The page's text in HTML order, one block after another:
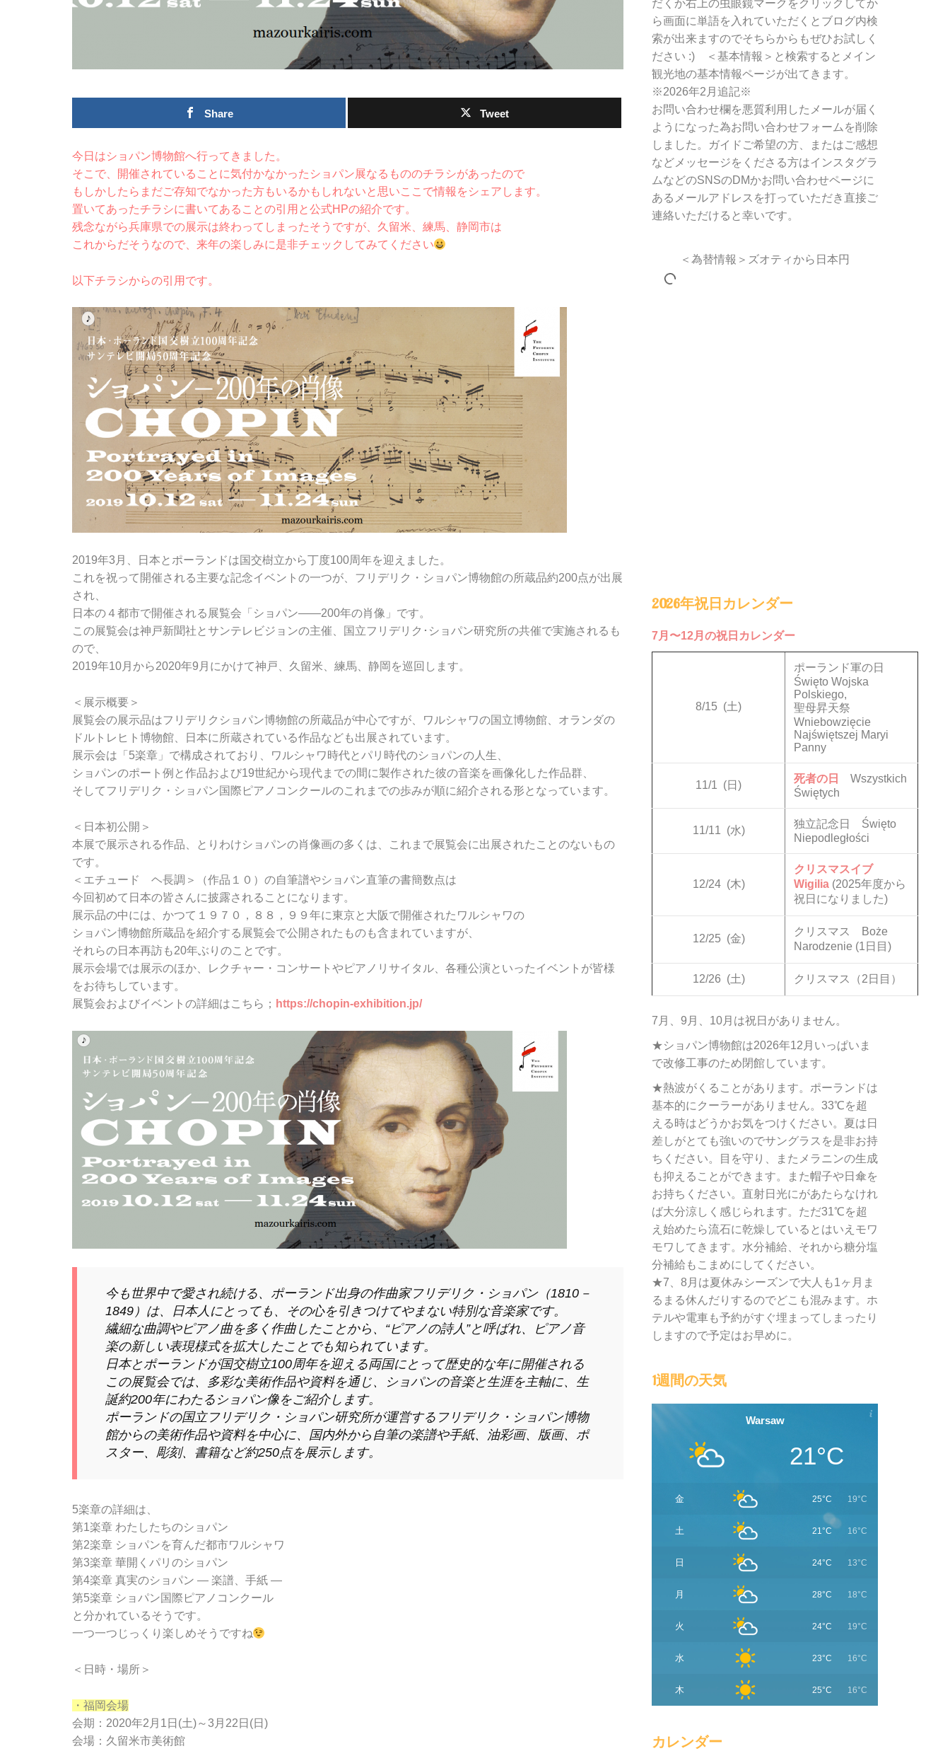
Share Tweet
今日はショパン博物館へ行ってきました。
そこで、開催されていることに気付かなかったショパン展なるもののチラシがあったので
もしかしたらまだご存知でなかった方もいるかもしれないと思いここで情報をシェアします。
置いてあったチラシに書いてあることの引用と公式HPの紹介です。
残念ながら兵庫県での展示は終わってしまったそうですが、久留米、練馬、静岡市は
これからだそうなので、来年の楽しみに是非チェックしてみてください
以下チラシからの引用です。
2019年3月、日本とポーランドは国交樹立から丁度100周年を迎えました。
これを祝って開催される主要な記念イベントの一つが、フリデリク・ショパン博物館の所蔵品約200点が出展
され、
日本の４都市で開催される展覧会「ショパン――200年の肖像」です。
この展覧会は神戸新聞社とサンテレビジョンの主催、国立フリデリク･ショパン研究所の共催で実施されるも
ので、
2019年10月から2020年9月にかけて神戸、久留米、練馬、静岡を巡回します。
＜展示概要＞
展覧会の展示品はフリデリクショパン博物館の所蔵品が中心ですが、ワルシャワの国立博物館、オランダの
ドルトレヒト博物館、日本に所蔵されている作品なども出展されています。
展示会は「5楽章」で構成されており、ワルシャワ時代とパリ時代のショパンの人生、
ショパンのポート例と作品および19世紀から現代までの間に製作された彼の音楽を画像化した作品群、
そしてフリデリク・ショパン国際ピアノコンクールのこれまでの歩みが順に紹介される形となっています。
＜日本初公開＞
本展で展示される作品、とりわけショパンの肖像画の多くは、これまで展覧会に出展されたことのないもの
です。
＜エチュード ヘ長調＞（作品１０）の自筆譜やショパン直筆の書簡数点は
今回初めて日本の皆さんに披露されることになります。
展示品の中には、かつて１９７０，８８，９９年に東京と大阪で開催されたワルシャワの
ショパン博物館所蔵品を紹介する展覧会で公開されたものも含まれていますが、
それらの日本再訪も20年ぶりのことです。
展示会場では展示のほか、レクチャー・コンサートやピアノリサイタル、各種公演といったイベントが皆様
をお待ちしています。
展覧会およびイベントの詳細はこちら； https://chopin-exhibition.jp/
今も世界中で愛され続ける、ポーランド出身の作曲家フリデリク・ショパン（1810－
1849）は、日本人にとっても、その心を引きつけてやまない特別な音楽家です。
繊細な曲調やピアノ曲を多く作曲したことから、“ピアノの詩人”と呼ばれ、ピアノ音
楽の新しい表現様式を拡大したことでも知られています。
日本とポーランドが国交樹立100周年を迎える両国にとって歴史的な年に開催される
この展覧会では、多彩な美術作品や資料を通じ、ショパンの音楽と生涯を主軸に、生
誕約200年にわたるショパン像をご紹介します。
ポーランドの国立フリデリク・ショパン研究所が運営するフリデリク・ショパン博物
館からの美術作品や資料を中心に、国内外から自筆の楽譜や手紙、油彩画、版画、ポ
スター、彫刻、書籍など約250点を展示します。
5楽章の詳細は、
第1楽章 わたしたちのショパン
第2楽章 ショパンを育んだ都市ワルシャワ
第3楽章 華開くパリのショパン
第4楽章 真実のショパン ― 楽譜、手紙 ―
第5楽章 ショパン国際ピアノコンクール
と分かれているそうです。
一つ一つじっくり楽しめそうですね
＜日時・場所＞
・福岡会場
会期：2020年2月1日(土)～3月22日(日)
会場：久留米市美術館
だくか右上の虫眼鏡マークをクリックしてか
ら画面に単語を入れていただくとブログ内検
索が出来ますのでそちらからもぜひお試しく
ださい :) ＜基本情報＞と検索するとメイン
観光地の基本情報ページが出てきます。
※2026年2月追記※
お問い合わせ欄を悪質利用したメールが届く
ようになった為お問い合わせフォームを削除
しました。ガイドご希望の方、またはご感想
などメッセージをくださる方はインスタグラ
ムなどのSNSのDMかお問い合わせページに
あるメールアドレスを打っていただき直接ご
連絡いただけると幸いです。
＜為替情報＞ズオティから日本円
2026年祝日カレンダー
7月〜12月の祝日カレンダー
8/15 (土)
ポーランド軍の日
Święto Wojska
Polskiego,
聖母昇天祭
Wniebowzięcie
Najświętszej Maryi
Panny
11/1 (日)
死者の日
Wszystkich
Świętych
11/11 (水)
独立記念日 Święto
Niepodległości
12/24 (木)
クリスマスイブ
Wigilia (2025年度から
祝日になりました)
12/25 (金)
クリスマス Boże
Narodzenie (1日目)
12/26 (土) クリスマス（2日目）
7月、9月、10月は祝日がありません。
★ショパン博物館は2026年12月いっぱいま
で改修工事のため閉館しています。
★熱波がくることがあります。ポーランドは
基本的にクーラーがありません。33℃を超
える時はどうかお気をつけください。夏は日
差しがとても強いのでサングラスを是非お持
ちください。目を守り、またメラニンの生成
も抑えることができます。また帽子や日傘を
お持ちください。直射日光にがあたらなけれ
ば大分涼しく感じられます。ただ31℃を超
え始めたら流石に乾燥しているとはいえモワ
モワしてきます。水分補給、それから糖分塩
分補給もこまめにしてください。
★7、8月は夏休みシーズンで大人も1ヶ月ま
るまる休んだりするのでどこも混みます。ホ
テルや電車も予約がすぐ埋まってしまったり
しますので予定はお早めに。
1週間の天気
Warsaw
21°C
金 25°C 19°C
土 21°C 16°C
日 24°C 13°C
月 28°C 18°C
火 24°C 19°C
水 23°C 16°C
木 25°C 16°C
カレンダー